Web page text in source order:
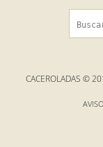
CACEROLADAS ©